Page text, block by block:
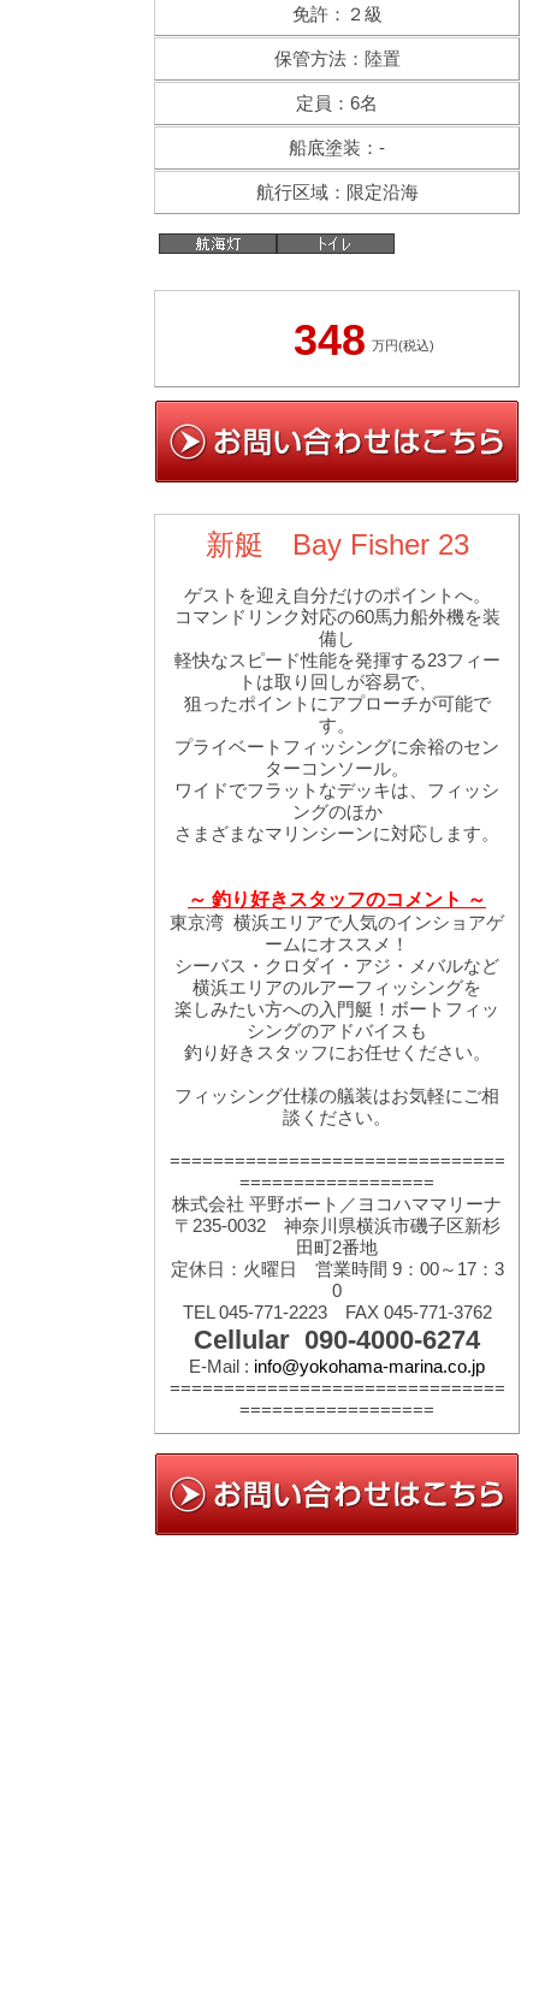
免許：２級
保管方法：陸置
定員：6名
船底塗装：-
航行区域：限定沿海
348 万円(税込)
新艇 Bay Fisher 23
ゲストを迎え自分だけのポイントへ。
コマンドリンク対応の60馬力船外機を装
備し
軽快なスピード性能を発揮する23フィー
トは取り回しが容易で、
狙ったポイントにアプローチが可能で
す。
プライベートフィッシングに余裕のセン
ターコンソール。
ワイドでフラットなデッキは、フィッシ
ングのほか
さまざまなマリンシーンに対応します。
～ 釣り好きスタッフのコメント ～
東京湾 横浜エリアで人気のインショアゲ
ームにオススメ！
シーバス・クロダイ・アジ・メバルなど
横浜エリアのルアーフィッシングを
楽しみたい方への入門艇！ボートフィッ
シングのアドバイスも
釣り好きスタッフにお任せください。
フィッシング仕様の艤装はお気軽にご相
談ください。
===============================
==================
株式会社 平野ボート／ヨコハママリーナ
〒235-0032 神奈川県横浜市磯子区新杉
田町2番地
定休日：火曜日 営業時間 9：00～17：3
0
TEL 045-771-2223 FAX 045-771-3762
Cellular 090-4000-6274
E-Mail : info@yokohama-marina.co.jp
===============================
==================